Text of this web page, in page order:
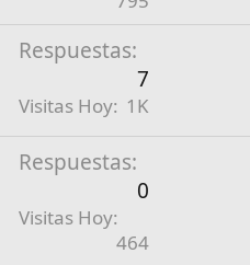
Respuestas
7
Visitas Hoy 1K
Respuestas
0
Visitas Hoy
464